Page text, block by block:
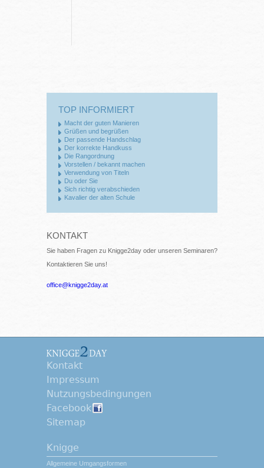
TOP INFORMIERT
Macht der guten Manieren
Grüßen und begrüßen
Der passende Handschlag
Der korrekte Handkuss
Die Rangordnung
Vorstellen / bekannt machen
Verwendung von Titeln
Du oder Sie
Sich richtig verabschieden
Kavalier der alten Schule
KONTAKT
Sie haben Fragen zu Knigge2day oder unseren Seminaren?
Kontaktieren Sie uns!
office@knigge2day.at
Kontakt
Impressum
Nutzungsbedingungen
Facebook
Sitemap
Knigge
Allgemeine Umgangsformen